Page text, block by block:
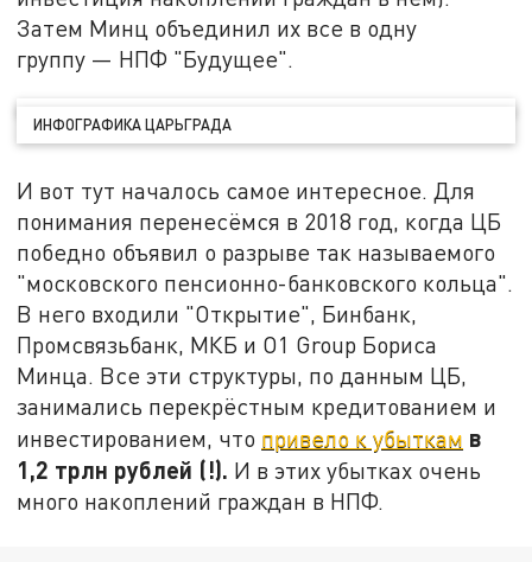
Затем Минц объединил их все в одну
группу — НПФ "Будущее".
ИНФОГРАФИКА ЦАРЬГРАДА
И вот тут началось самое интересное. Для
понимания перенесёмся в 2018 год, когда ЦБ
победно объявил о разрыве так называемого
"московского пенсионно-банковского кольца".
В него входили "Открытие", Бинбанк,
Промсвязьбанк, МКБ и О1 Group Бориса
Минца. Все эти структуры, по данным ЦБ,
занимались перекрёстным кредитованием и
инвестированием, что привело к убыткам в
1,2 трлн рублей (!). И в этих убытках очень
много накоплений граждан в НПФ.